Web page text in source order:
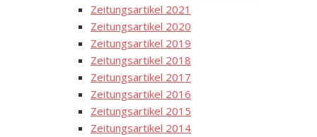
Zeitungsartikel 2021
Zeitungsartikel 2020
Zeitungsartikel 2019
Zeitungsartikel 2018
Zeitungsartikel 2017
Zeitungsartikel 2016
Zeitungsartikel 2015
Zeitungsartikel 2014